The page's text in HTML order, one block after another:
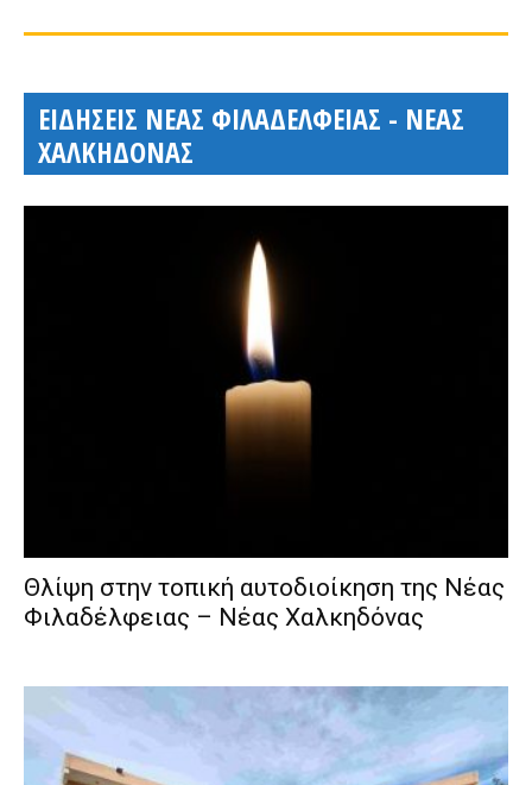
ΕΙΔΗΣΕΙΣ ΝΕΑΣ ΦΙΛΑΔΕΛΦΕΙΑΣ - ΝΕΑΣ
ΧΑΛΚΗΔΟΝΑΣ
Θλίψη στην τοπική αυτοδιοίκηση της Νέας
Φιλαδέλφειας – Νέας Χαλκηδόνας